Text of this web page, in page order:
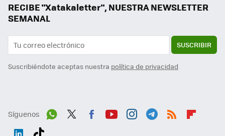
RECIBE "Xatakaletter", NUESTRA NEWSLETTER
SEMANAL
SUSCRIBIR
Suscribiéndote aceptas nuestra política de privacidad
Síguenos